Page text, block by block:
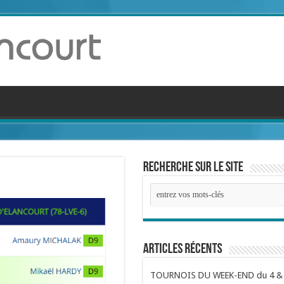
Recherche sur le site
Articles récents
TOURNOIS DU WEEK-END du 4